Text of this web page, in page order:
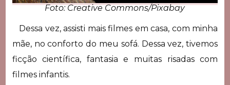
Foto: Creative Commons/Pixabay
Dessa vez, assisti mais filmes em casa, com minha
mãe, no conforto do meu sofá. Dessa vez, tivemos
ficção científica, fantasia e muitas risadas com
filmes infantis.